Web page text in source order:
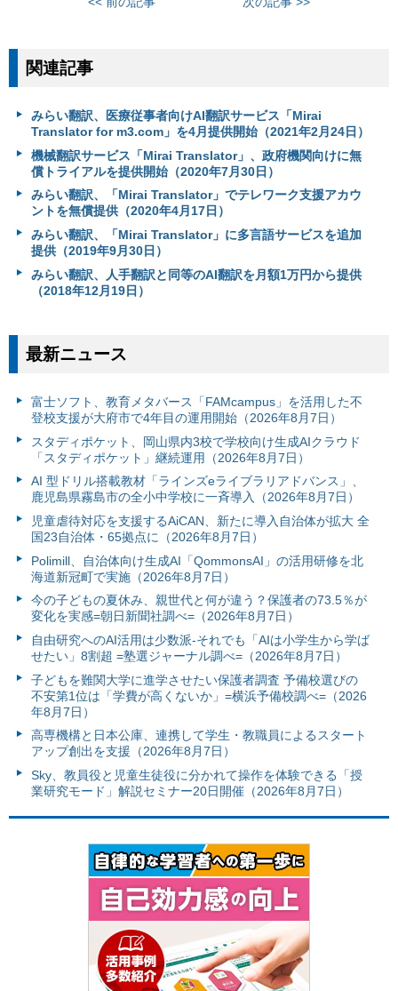
関連記事
みらい翻訳、医療従事者向けAI翻訳サービス「Mirai
Translator for m3.com」を4月提供開始（2021年2月24日）
機械翻訳サービス「Mirai Translator」、政府機関向けに無
償トライアルを提供開始（2020年7月30日）
みらい翻訳、「Mirai Translator」でテレワーク支援アカウ
ントを無償提供（2020年4月17日）
みらい翻訳、「Mirai Translator」に多言語サービスを追加
提供（2019年9月30日）
みらい翻訳、人手翻訳と同等のAI翻訳を月額1万円から提供
（2018年12月19日）
最新ニュース
富⼠ソフト、教育メタバース「FAMcampus」を活用した不
登校支援が大府市で4年目の運用開始（2026年8月7日）
スタディポケット、岡山県内3校で学校向け生成AIクラウド
「スタディポケット」継続運用（2026年8月7日）
AI 型ドリル搭載教材「ラインズeライブラリアドバンス」、
鹿児島県霧島市の全小中学校に一斉導入（2026年8月7日）
児童虐待対応を支援するAiCAN、新たに導入自治体が拡大 全
国23自治体・65拠点に（2026年8月7日）
Polimill、自治体向け生成AI「QommonsAI」の活用研修を北
海道新冠町で実施（2026年8月7日）
今の子どもの夏休み、親世代と何が違う？保護者の73.5％が
変化を実感=朝日新聞社調べ=（2026年8月7日）
自由研究へのAI活用は少数派-それでも「AIは小学生から学ば
せたい」8割超 =塾選ジャーナル調べ=（2026年8月7日）
子どもを難関大学に進学させたい保護者調査 予備校選びの
不安第1位は「学費が高くないか」=横浜予備校調べ=（2026
年8月7日）
高専機構と日本公庫、連携して学生・教職員によるスタート
アップ創出を支援（2026年8月7日）
Sky、教員役と児童生徒役に分かれて操作を体験できる「授
業研究モード」解説セミナー20日開催（2026年8月7日）